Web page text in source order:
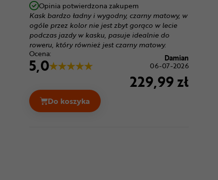
Opinia potwierdzona zakupem
Kask bardzo ładny i wygodny, czarny matowy, w
ogóle przez kolor nie jest zbyt gorąco w lecie
podczas jazdy w kasku, pasuje idealnie do
roweru, który również jest czarny matowy.
Ocena:
5,0 Damian
06-07-2026
229,99 zł
Do koszyka
Kask rowerowy LAZER Tonic KinetiCore